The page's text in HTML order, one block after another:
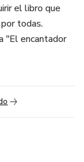
el libro que
todas.
"El encantador